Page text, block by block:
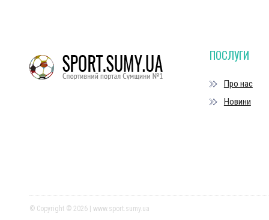
ПОСЛУГИ
Про нас
Новини
© Copyright © 2026 | www.sport.sumy.ua